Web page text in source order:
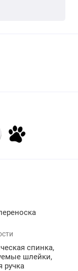
спинка,
шлейки,
ручка